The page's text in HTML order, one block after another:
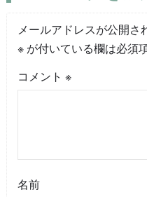
メールアドレスが公開さ
※が付いている欄は必須
コメント ※
名前